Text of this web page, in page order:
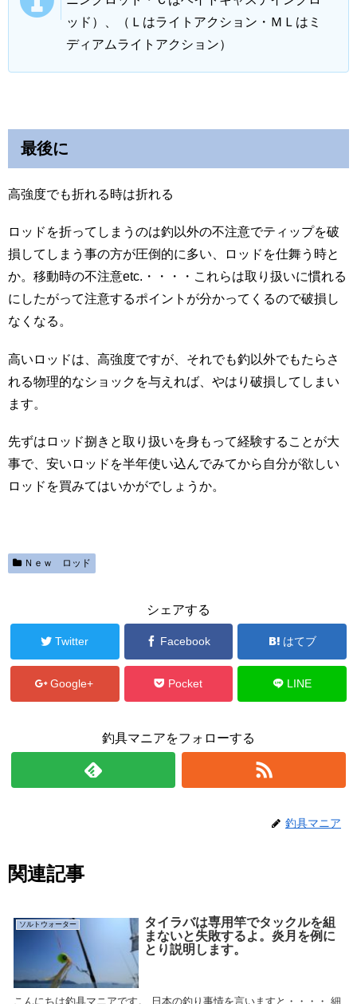
ッド）、（Ｌはライトアクション・ＭＬはミ
ディアムライトアクション）
最後に
高強度でも折れる時は折れる
ロッドを折ってしまうのは釣以外の不注意でティップを破
損してしまう事の方が圧倒的に多い、ロッドを仕舞う時と
か。移動時の不注意etc.・・・・これらは取り扱いに慣れる
にしたがって注意するポイントが分かってくるので破損し
なくなる。
高いロッドは、高強度ですが、それでも釣以外でもたらさ
れる物理的なショックを与えれば、やはり破損してしまい
ます。
先ずはロッド捌きと取り扱いを身もって経験することが大
事で、安いロッドを半年使い込んでみてから自分が欲しい
ロッドを買みてはいかがでしょうか。
Ｎｅｗ ロッド
シェアする
Twitter Facebook はてブ
Google+ Pocket LINE
釣具マニアをフォローする
釣具マニア
関連記事
ソルトウォーター
タイラバは専用竿でタックルを組
まないと失敗するよ。炎月を例に
とり説明します。
こんにちは釣具マニアです。 日本の釣り事情を言いますと・・・・ 細